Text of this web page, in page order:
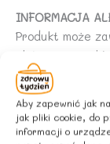
Aby zapewnić jak
jak pliki cookie, do
informacji o
INFORMACJA
Produkt może
gluten,
ZALECANE
Przechowywać